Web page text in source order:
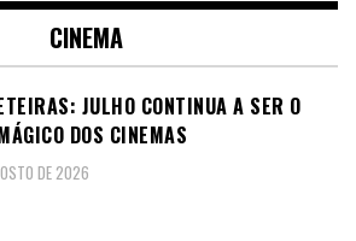
CINEMA
JULHO CONTINUA A SER O
DOS CINEMAS
DE 2026